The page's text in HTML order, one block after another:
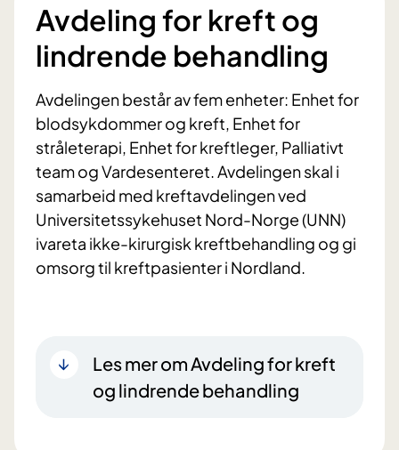
Avdeling for kreft og
lindrende behandling
Avdelingen består av fem enheter: Enhet for
blodsykdommer og kreft, Enhet for
stråleterapi, Enhet for kreftleger, Palliativt
team og Vardesenteret. Avdelingen skal i
samarbeid med kreftavdelingen ved
Universitetssykehuset Nord-Norge (UNN)
ivareta ikke-kirurgisk kreftbehandling og gi
omsorg til kreftpasienter i Nordland.
Les mer om Avdeling for kreft
og lindrende behandling